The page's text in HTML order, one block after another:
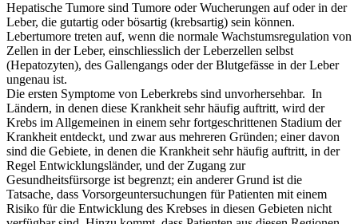
Hepatische Tumore sind Tumore oder Wucherungen auf oder in der
Leber, die gutartig oder bösartig (krebsartig) sein können.
Lebertumore treten auf, wenn die normale Wachstumsregulation von
Zellen in der Leber, einschliesslich der Leberzellen selbst
(Hepatozyten), des Gallengangs oder der Blutgefässe in der Leber
ungenau ist.
Die ersten Symptome von Leberkrebs sind unvorhersehbar. In
Ländern, in denen diese Krankheit sehr häufig auftritt, wird der
Krebs im Allgemeinen in einem sehr fortgeschrittenen Stadium der
Krankheit entdeckt, und zwar aus mehreren Gründen; einer davon
sind die Gebiete, in denen die Krankheit sehr häufig auftritt, in der
Regel Entwicklungsländer, und der Zugang zur
Gesundheitsfürsorge ist begrenzt; ein anderer Grund ist die
Tatsache, dass Vorsorgeuntersuchungen für Patienten mit einem
Risiko für die Entwicklung des Krebses in diesen Gebieten nicht